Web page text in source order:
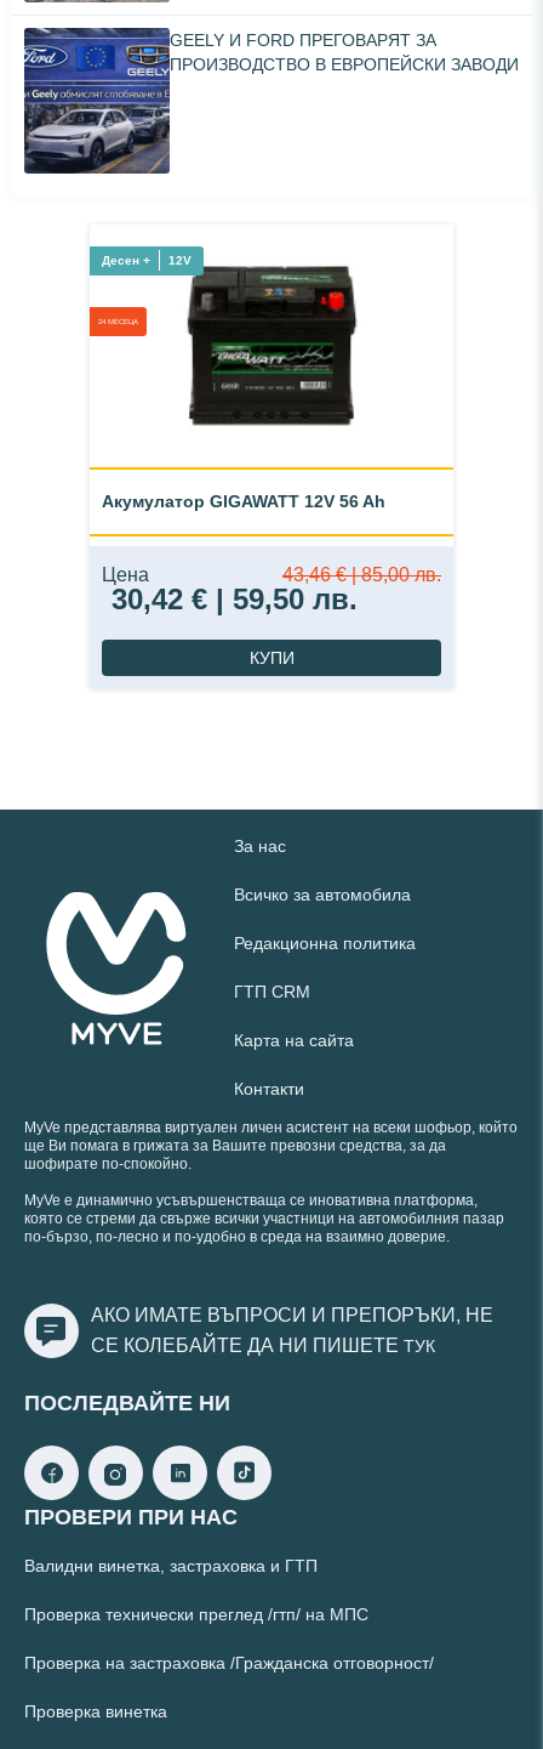
GEELY И FORD ПРЕГОВАРЯТ ЗА
ПРОИЗВОДСТВО В ЕВРОПЕЙСКИ ЗАВОДИ
Десен + 12V
24 МЕСЕЦА
Акумулатор GIGAWATT 12V 56 Ah
Цена 43,46 € | 85,00 лв.
30,42 € | 59,50 лв.
КУПИ
За нас
Всичко за автомобила
Редакционна политика
ГТП CRM
Карта на сайта
Контакти
MyVe представлява виртуален личен асистент на всеки шофьор, който
ще Ви помага в грижата за Вашите превозни средства, за да
шофирате по-спокойно.
MyVe е динамично усъвършенстваща се иновативна платформа,
която се стреми да свърже всички участници на автомобилния пазар
по-бързо, по-лесно и по-удобно в среда на взаимно доверие.
АКО ИМАТЕ ВЪПРОСИ И ПРЕПОРЪКИ, НЕ
СЕ КОЛЕБАЙТЕ ДА НИ ПИШЕТЕ ТУК
ПОСЛЕДВАЙТЕ НИ
ПРОВЕРИ ПРИ НАС
Валидни винетка, застраховка и ГТП
Проверка технически преглед /гтп/ на МПС
Проверка на застраховка /Гражданска отговорност/
Проверка винетка